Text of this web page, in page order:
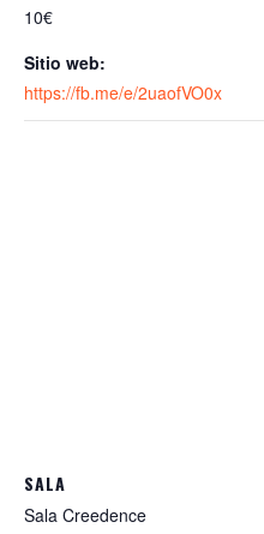
10€
Sitio web:
https://fb.me/e/2uaofVO0x
SALA
Sala Creedence